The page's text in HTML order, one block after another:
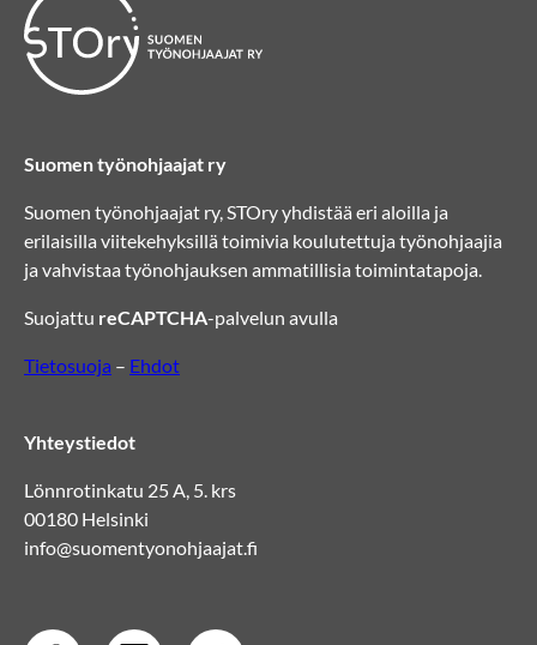
Suomen työnohjaajat ry
Suomen työnohjaajat ry, STOry yhdistää eri aloilla ja
erilaisilla viitekehyksillä toimivia koulutettuja työnohjaajia
ja vahvistaa työnohjauksen ammatillisia toimintatapoja.
Suojattu reCAPTCHA-palvelun avulla
Tietosuoja – Ehdot
Yhteystiedot
Lönnrotinkatu 25 A, 5. krs
00180 Helsinki
info@suomentyonohjaajat.fi